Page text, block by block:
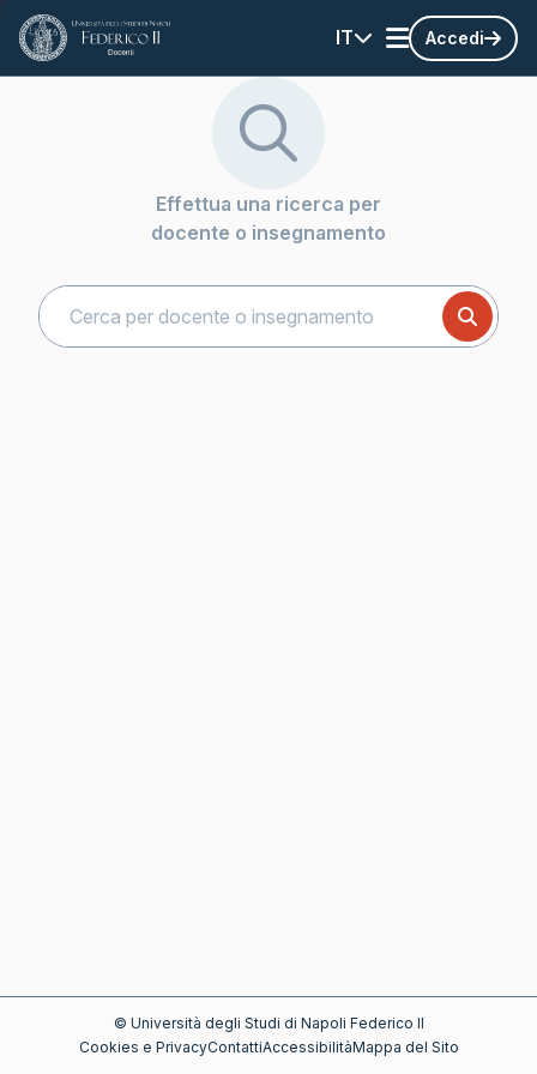
IT Accedi
Effettua una ricerca per
docente o insegnamento
© Università degli Studi di Napoli Federico II
Cookies e PrivacyContattiAccessibilitàMappa del Sito